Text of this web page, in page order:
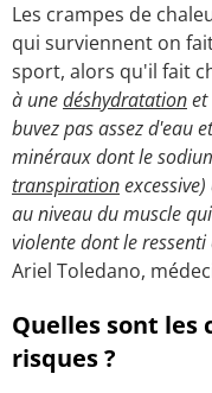
Les crampes de
qui surviennent on
sport, alors qu'il fait
à unedéshydratationet
buvez pas assez d'eau
minéraux dont le
transpiration
au niveau du muscle
violente dont le
Ariel Toledano,
Quelles sont les
risques ?